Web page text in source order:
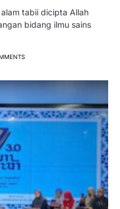
tabii dicipta Allah
bidang ilmu sains